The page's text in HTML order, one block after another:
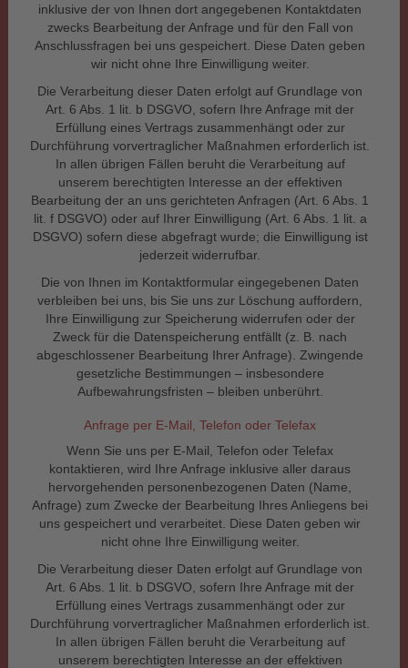
inklusive der von Ihnen dort angegebenen Kontaktdaten
zwecks Bearbeitung der Anfrage und für den Fall von
Anschlussfragen bei uns gespeichert. Diese Daten geben
wir nicht ohne Ihre Einwilligung weiter.
Die Verarbeitung dieser Daten erfolgt auf Grundlage von
Art. 6 Abs. 1 lit. b DSGVO, sofern Ihre Anfrage mit der
Erfüllung eines Vertrags zusammenhängt oder zur
Durchführung vorvertraglicher Maßnahmen erforderlich ist.
In allen übrigen Fällen beruht die Verarbeitung auf
unserem berechtigten Interesse an der effektiven
Bearbeitung der an uns gerichteten Anfragen (Art. 6 Abs. 1
lit. f DSGVO) oder auf Ihrer Einwilligung (Art. 6 Abs. 1 lit. a
DSGVO) sofern diese abgefragt wurde; die Einwilligung ist
jederzeit widerrufbar.
Die von Ihnen im Kontaktformular eingegebenen Daten
verbleiben bei uns, bis Sie uns zur Löschung auffordern,
Ihre Einwilligung zur Speicherung widerrufen oder der
Zweck für die Datenspeicherung entfällt (z. B. nach
abgeschlossener Bearbeitung Ihrer Anfrage). Zwingende
gesetzliche Bestimmungen – insbesondere
Aufbewahrungsfristen – bleiben unberührt.
Anfrage per E-Mail, Telefon oder Telefax
Wenn Sie uns per E-Mail, Telefon oder Telefax
kontaktieren, wird Ihre Anfrage inklusive aller daraus
hervorgehenden personenbezogenen Daten (Name,
Anfrage) zum Zwecke der Bearbeitung Ihres Anliegens bei
uns gespeichert und verarbeitet. Diese Daten geben wir
nicht ohne Ihre Einwilligung weiter.
Die Verarbeitung dieser Daten erfolgt auf Grundlage von
Art. 6 Abs. 1 lit. b DSGVO, sofern Ihre Anfrage mit der
Erfüllung eines Vertrags zusammenhängt oder zur
Durchführung vorvertraglicher Maßnahmen erforderlich ist.
In allen übrigen Fällen beruht die Verarbeitung auf
unserem berechtigten Interesse an der effektiven